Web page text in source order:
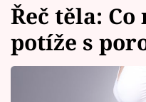
Témata
Řeč těla:
potíže s